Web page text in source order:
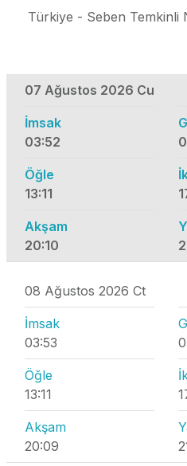
Türkiye - Seben Temkinli
07 Ağustos 2026 Cu
İmsak
03:52
Öğle
13:11
Akşam
20:10
08 Ağustos 2026 Ct
İmsak
03:53
Öğle
13:11
Akşam
20:09